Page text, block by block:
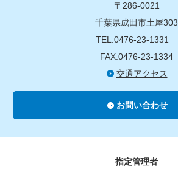
〒286-0021
千葉県成田市土屋303
TEL.0476-23-1331
FAX.0476-23-1334
交通アクセス
お問い合わせ
指定管理者